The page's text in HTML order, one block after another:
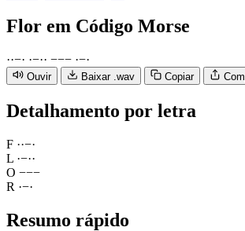
Flor em Código Morse
··−· ·−·· −−− ·−·
Ouvir Baixar .wav Copiar
Detalhamento por letra
F ··−·
L ·−··
O −−−
R ·−·
Resumo rápido